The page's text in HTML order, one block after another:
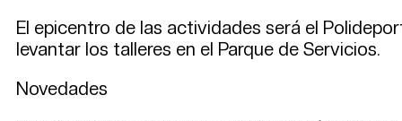
El epicentro de las actividades será el
levantar los talleres en el Parque de Servicios.
Novedades